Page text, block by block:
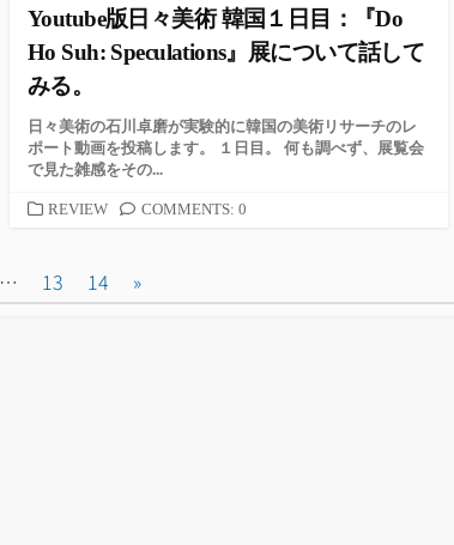
Youtube版日々美術 韓国１日目：『Do
Ho Suh: Speculations』展について話して
みる。
日々美術の石川卓磨が実験的に韓国の美術リサーチのレ
ポート動画を投稿します。 １日目。 何も調べず、展覧会
で見た雑感をその...
カ
リ
ー
REVIEW COMMENTS: 0
… 13 14 »